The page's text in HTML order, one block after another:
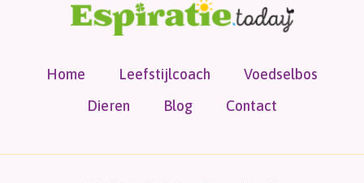
Home Leefstijlcoach
Voedselbos
Dieren
Blog Contact